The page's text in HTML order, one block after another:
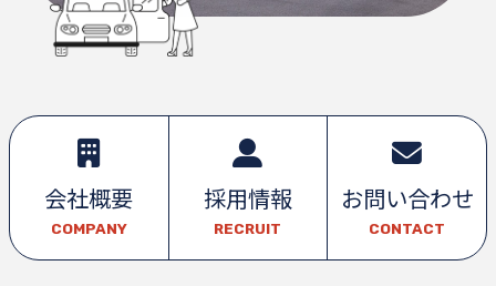
会社概要
COMPANY
採用情報
RECRUIT
お問い合わせ
CONTACT